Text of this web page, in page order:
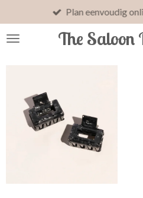
direct
naar
The
Plan eenvoudig